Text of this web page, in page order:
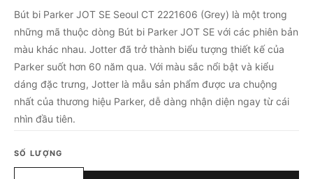
Bút bi Parker JOT SE Seoul CT 2221606 (Grey) là một trong
những mã thuộc dòng Bút bi Parker JOT SE với các phiên bản
màu khác nhau. Jotter đã trở thành biểu tượng thiết kế của
Parker suốt hơn 60 năm qua. Với màu sắc nổi bật và kiểu
dáng đặc trưng, Jotter là mẫu sản phẩm được ưa chuộng
nhất của thương hiệu Parker, dễ dàng nhận diện ngay từ cái
nhìn đầu tiên.
SỐ LƯỢNG